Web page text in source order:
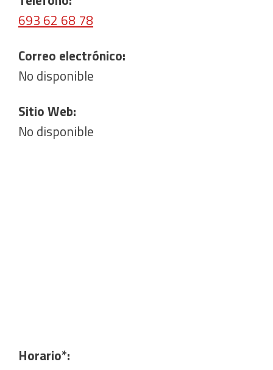
693 62 68 78
Correo electrónico:
No disponible
Sitio Web:
No disponible
Horario*: